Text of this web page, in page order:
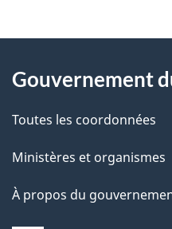
D
t
a
l
s
propos
ce
site
Gouvernement
Toutes les coordonnées
Ministères et organismes
À propos du